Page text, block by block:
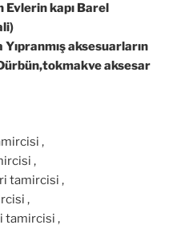
Evlerin kapı Barel
Yıpranmış aksesuarların
aksesar
,
,
tamircisi ,
,
tamircisi ,